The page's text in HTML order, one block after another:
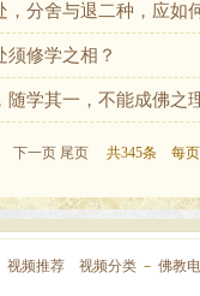
，分舍与退二种，应如
须修学之相？
随学其一，不能成佛之
下一页 尾页共345条 每页
视频推荐 视频分类 － 佛教